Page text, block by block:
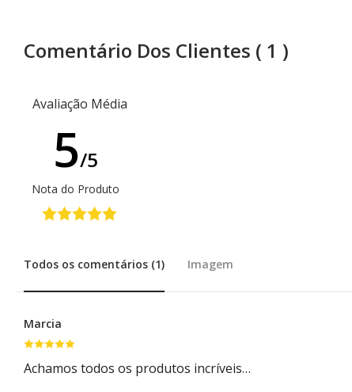
REVENDAS
Revendas
Consultor de Vendas
EMBALAGENS
Frascos Rosca 28
Frascos Rosca 18
Comentário Dos Clientes ( 1 )
Avaliação Média
5/5
Nota do Produto
Todos os comentários (1) Imagem
Marcia
Achamos todos os produtos incríveis…